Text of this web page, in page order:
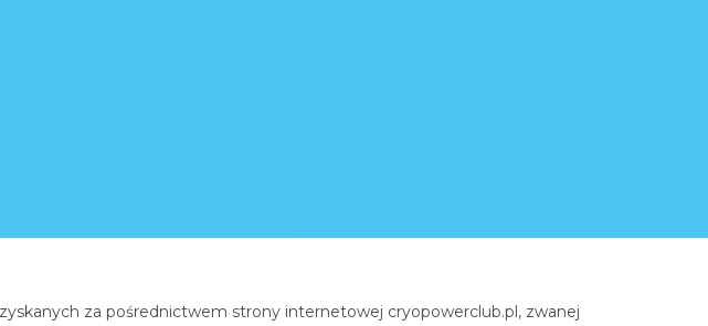
za pośrednictwem strony internetowej cryopowerclub.pl, zwanej